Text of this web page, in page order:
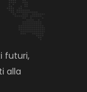
futuri,
alla